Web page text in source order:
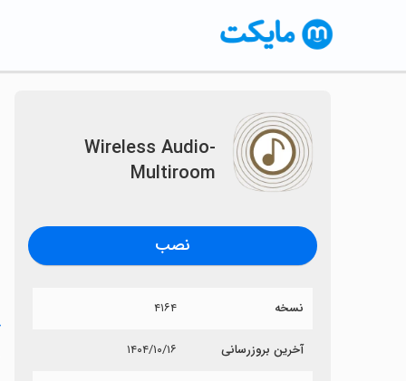
Wireless Audio-
Multiroom
نصب
نسخه ۴۱۶۴
آخرین بروزرسانی ۱۴۰۴/۱۰/۱۶